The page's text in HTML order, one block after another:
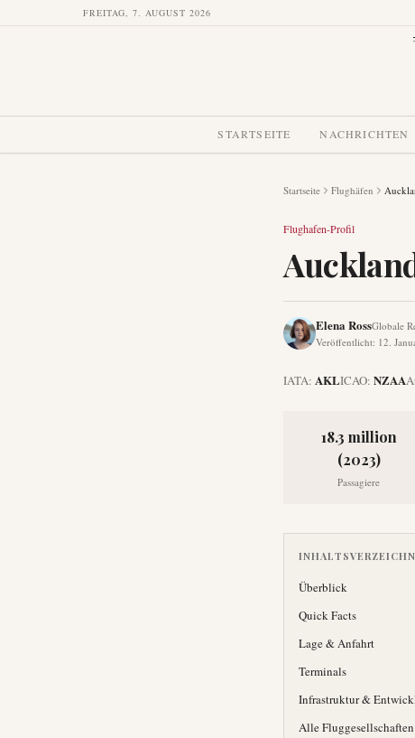
FREITAG, 7. AUGUST 2026
STARTSEITE NACHRICHTEN
Startseite Flughäfen
Flughafen-Profil
Elena RossGlobale
Veröffentlicht: 12.
IATA: AKLICAO: NZAA
18.3 million
(2023)
Passagiere
Überblick
Quick Facts
Lage & Anfahrt
Terminals
Infrastruktur &
Alle Fluggesellschaften